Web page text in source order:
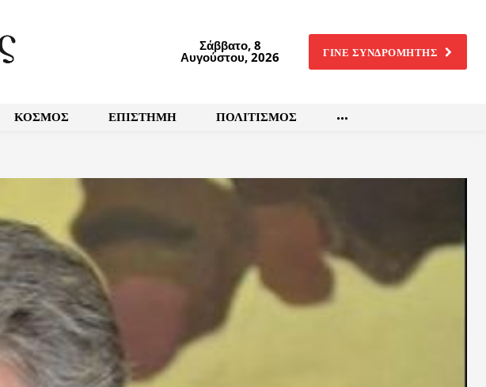
Σάββατο, 8
Αυγούστου, 2026 ΓΙΝΕ ΣΥΝΔΡΟΜΗΤΗΣ
ΚΟΣΜΟΣ ΕΠΙΣΤΗΜΗ ΠΟΛΙΤΙΣΜΟΣ